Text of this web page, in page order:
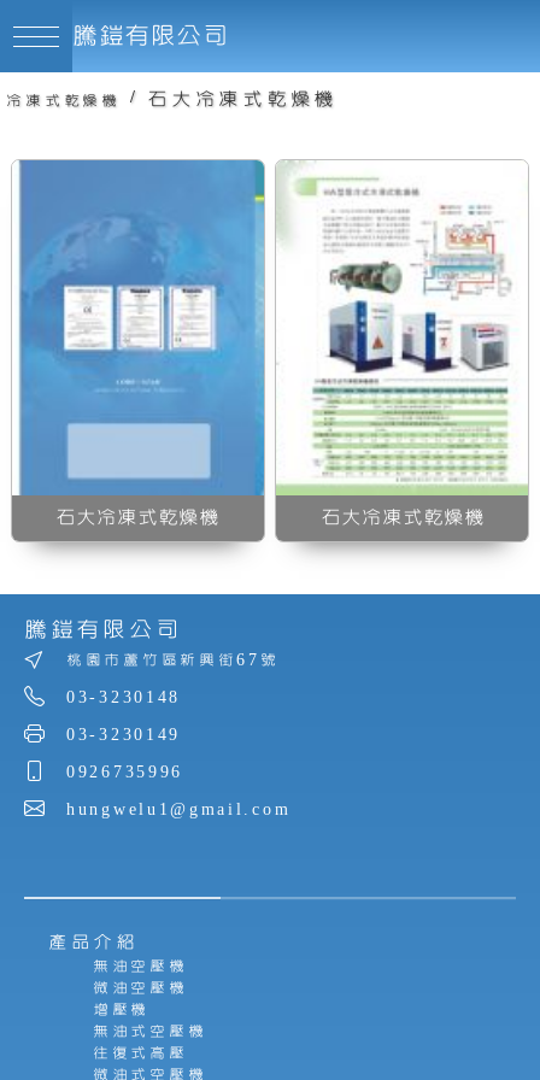
冷凍式乾燥機 / 石大冷凍式乾燥機
石大冷凍式乾燥機 石大冷凍式乾燥機
騰鎧有限公司
桃園市蘆竹區新興街67號
03-3230148
03-3230149
0926735996
hungwelu1@gmail.com
產品介紹
無油空壓機
微油空壓機
增壓機
無油式空壓機
往復式高壓
微油式空壓機
騰鎧有限公司